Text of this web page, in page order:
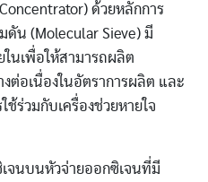
ด้วยหลักการ
ดัน (Molecular Sieve) มี
นเพื่อให้สามารถผลิต
ต่อเนื่องในอัตราการผลิต และ
ร่วมกับเครื่องช่วยหายใจ
นบนหัวจ่ายออกซิเจนที่มี